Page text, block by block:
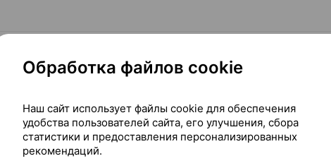
1% 15 г ×1, Фармтехнология Беларусь
Обработка файлов cookie
Наш сайт использует файлы cookie для обеспечения
удобства пользователей сайта, его улучшения, сбора
статистики и предоставления персонализированных
рекомендаций.